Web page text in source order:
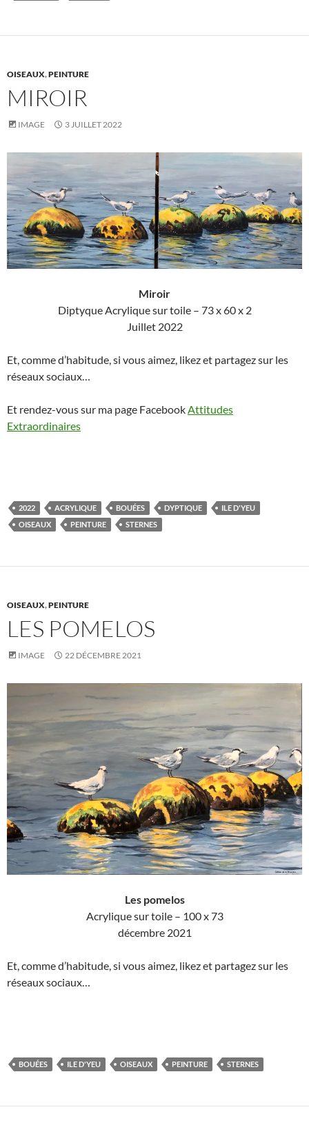
OISEAUX,PEINTURE
MIROIR
IMAGE 3 JUILLET 2022
Miroir
Diptyque Acrylique sur toile – 73 x 60 x 2
Juillet 2022
Et, comme d’habitude, si vous aimez, likez et partagez sur les
réseaux sociaux…
Et rendez-vous sur ma page FacebookAttitudes
Extraordinaires
2022 ACRYLIQUE BOUÉES DYPTIQUE
ILE D'YEU
OISEAUX
PEINTURE STERNES
OISEAUX,PEINTURE
LES POMELOS
IMAGE 22 DÉCEMBRE 2021
Les pomelos
Acrylique sur toile – 100 x 73
décembre 2021
Et, comme d’habitude, si vous aimez, likez et partagez sur les
réseaux sociaux…
BOUÉES ILE D'YEU OISEAUX PEINTURE STERNES